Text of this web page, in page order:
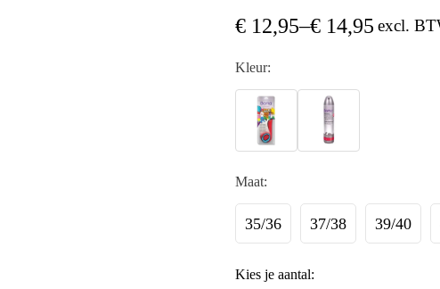
€ 12,95–€ 14,95 excl.
Kleur:
Maat:
35/36 37/38 39/40
Kies je aantal: